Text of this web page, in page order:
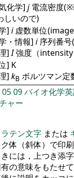
化学] j電流密度
しいので)
] i虚数単位
・情報] i序列番
]I強度（intensity
] K
] kB ボルツマン定
0509バイオ化学
ャー
ラテン文字 または
体（斜体）で印
には，上つき添
有の意味をもたせ